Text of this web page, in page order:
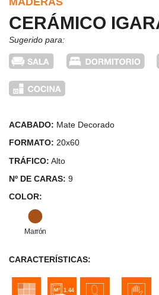
CERÁMICO
Sugerido para:
ACABADO: Mate Decorado
FORMATO: 20x60
TRÁFICO: Alto
Nº DE CARAS: 9
COLOR:
Marrón
CARACTERÍSTICAS: